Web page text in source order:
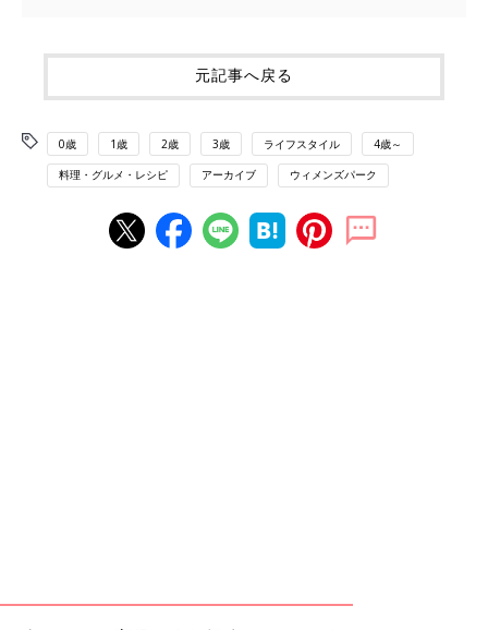
元記事へ戻る
0歳 1歳 2歳 3歳 ライフスタイル 4歳～
料理・グルメ・レシピ アーカイブ ウィメンズパーク